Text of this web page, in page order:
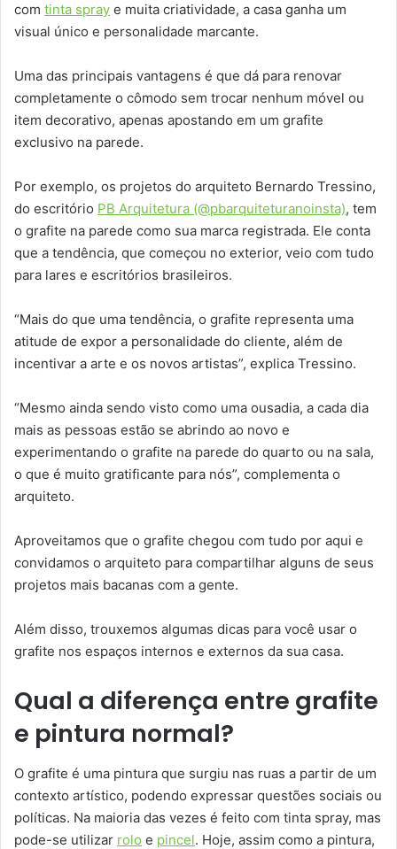
com tinta spray e muita criatividade, a casa ganha um
visual único e personalidade marcante.
Uma das principais vantagens é que dá para renovar
completamente o cômodo sem trocar nenhum móvel ou
item decorativo, apenas apostando em um grafite
exclusivo na parede.
Por exemplo, os projetos do arquiteto Bernardo Tressino,
do escritório PB Arquitetura (@pbarquiteturanoinsta), tem
o grafite na parede como sua marca registrada. Ele conta
que a tendência, que começou no exterior, veio com tudo
para lares e escritórios brasileiros.
“Mais do que uma tendência, o grafite representa uma
atitude de expor a personalidade do cliente, além de
incentivar a arte e os novos artistas”, explica Tressino.
“Mesmo ainda sendo visto como uma ousadia, a cada dia
mais as pessoas estão se abrindo ao novo e
experimentando o grafite na parede do quarto ou na sala,
o que é muito gratificante para nós”, complementa o
arquiteto.
Aproveitamos que o grafite chegou com tudo por aqui e
convidamos o arquiteto para compartilhar alguns de seus
projetos mais bacanas com a gente.
Além disso, trouxemos algumas dicas para você usar o
grafite nos espaços internos e externos da sua casa.
Qual a diferença entre grafite
e pintura normal?
O grafite é uma pintura que surgiu nas ruas a partir de um
contexto artístico, podendo expressar questões sociais ou
políticas. Na maioria das vezes é feito com tinta spray, mas
pode-se utilizar rolo e pincel. Hoje, assim como a pintura,